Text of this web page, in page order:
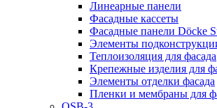
Линеарные панели
Фасадные кассеты
Фасадные панели Döcke
Элементы
Теплоизоляция для фасада
Крепежные изделия для
Элементы отделки фасада
Пленки и мембраны для